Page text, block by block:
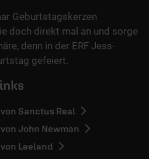
Geburtstagskerzen
doch direkt mal an und sorge
denn in der ERF Jess-
gefeiert.
Sanctus Real
John Newman
Leeland